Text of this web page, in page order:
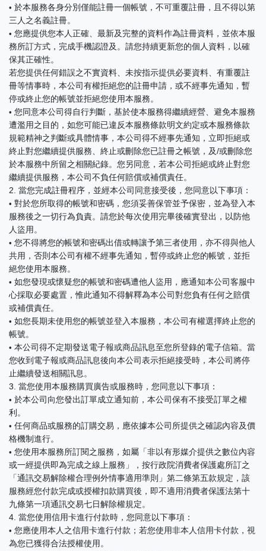
• 於本服務各身分別僅能註冊一個帳號，不可重覆註冊，且不得以第
三人之名義註冊。
• 您應提供您本人正確、最新及完整的資料作為註冊資料，並依本服
務所訂方式，完成手機認證及。請您持續更新您的個人資料，以確
保其正確性。
若您提供任何錯誤之不實資料、未按指示提供必要資料、有重覆註
冊等情事時，本公司有權拒絕您的註冊申請，或不經事先通知，暫
停或終止您的帳號並拒絕您使用本服務。
• 您同意本公司得自行判斷，基於使本服務得繼續經營、避免本服務
遭濫用之目的，如您可能已違反本服務條款明文約定或本服務條款
規範精神之判斷或具體情事，本公司得不經事先通知，立即拒絕或
終止對您繼續提供服務、終止或刪除您已註冊之帳號，及/或刪除您
於本服務中所留之相關紀錄。您另同意，若本公司拒絕或終止對您
繼續提供服務，本公司不負任何賠償或補償責任。
2. 當您完成註冊程序，並經本公司同意接受後，您同意以下事項：
• 對於您所取得的帳號和密碼，您須妥善保管並予保密，並為登入本
服務後之一切行為負責。請您於每次使用完畢後確實登出，以防他
人盜用。
• 您不得將您的帳號和密碼出借或轉讓予第三者使用，亦不得與他人
共用，否則本公司有權不經事先通知，暫停或終止您的帳號，並拒
絕您使用本服務。
• 如您發現或懷疑您的帳號和密碼遭他人盜用，應通知本公司客服中
心採取必要處置，惟此通知不得解釋為本公司對您負有任何之賠償
或補償責任。​
• 如您長期未使用您的帳號並登入本服務，本公司有權選擇終止您的
帳號。
• 本公司得不定期發送電子報或商品訊息至您所登錄的電子信箱。當
您收到電子報或商品訊息後向本公司表示拒絕接受時，本公司將停
止繼續發送相關訊息。
3. 當您使用本服務購買廣告或服務時，您同意以下事項：
• 於本公司向您發出訂單成立通知前，本公司保有不接受訂單之權
利。
• 任何商品或服務的訂購交易，應依據本公司所提供之確認內容及價
格機制進行。
• 您使用本服務所訂閱之服務，如屬「非以有形媒介提供之數位內容
或一經提供即為完成之線上服務」，按行政院消費者保護處所訂之
「通訊交易解除權合理例外情事適用準則」第二條第五款規定，該
服務經您付款完成或授權扣款購買後，即不適用消費者保護法第十
九條第一項通訊交易七日解除權規定。
4. 當您使用信用卡進行付款時，您同意以下事項：
• 您應使用本人之信用卡進行付款；若您使用非本人信用卡付款，視
為您已獲得合法授權使用。